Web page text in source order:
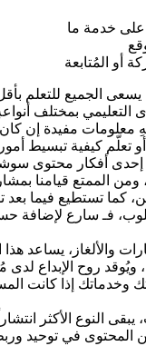
يسعى الجميع للتعلم
التعليمي بمختلف
معلومات مفيدة إن
أو تعلّم كيفية تبسيط
إحدى أفكار محتوى
ومن الممتع قيامنا
كما تستطيع فيما
فـ سارع لإضافة
والألغاز، يساعد
ويُوقد روح الإبداع لدى
وخدماتك إذا كانت
يبقى النوع الأكثر
المحتوى في توحيد وربط